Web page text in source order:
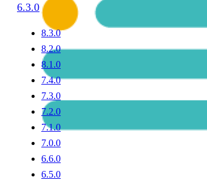
6.3.0
8.3.0
8.2.0
8.1.0
7.4.0
7.3.0
7.2.0
7.1.0
7.0.0
6.6.0
6.5.0